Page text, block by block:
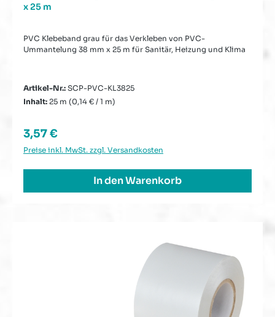
x 25 m
PVC Klebeband grau für das Verkleben von PVC-
Ummantelung 38 mm x 25 m für Sanitär, Heizung und Klima
Artikel-Nr.: SCP-PVC-KL3825
Inhalt: 25 m (0,14 € / 1 m)
Regulärer Preis:
3,57 €
Preise inkl. MwSt. zzgl. Versandkosten
In den Warenkorb